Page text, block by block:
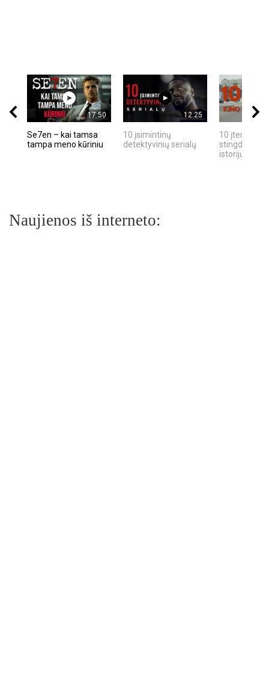
17:50
Se7en – kai tamsa
tampa meno kūriniu
12:25
10 įsimintinų
detektyvinių serialų
10 įtemptų,
stingdančių
istorijų
Naujienos iš interneto: